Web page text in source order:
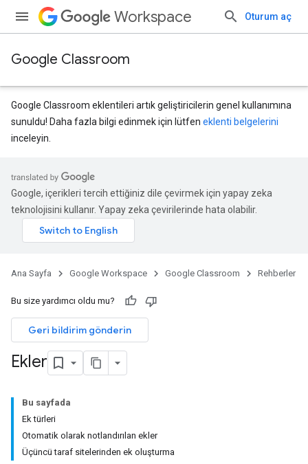
Workspace Oturum aç
Google Classroom
Google Classroom eklentileri artık geliştiricilerin genel kullanımına
sunuldu! Daha fazla bilgi edinmek için lütfen eklenti belgelerini
inceleyin.
Google, içerikleri tercih ettiğiniz dile çevirmek için yapay zeka
teknolojisini kullanır. Yapay zeka çevirilerinde hata olabilir.
Ana Sayfa Google Workspace Google Classroom Rehberler
Bu size yardımcı oldu mu?
Geri bildirim gönderin
Ekler
Bu sayfada
Ek türleri
Otomatik olarak notlandırılan ekler
Üçüncü taraf sitelerinden ek oluşturma